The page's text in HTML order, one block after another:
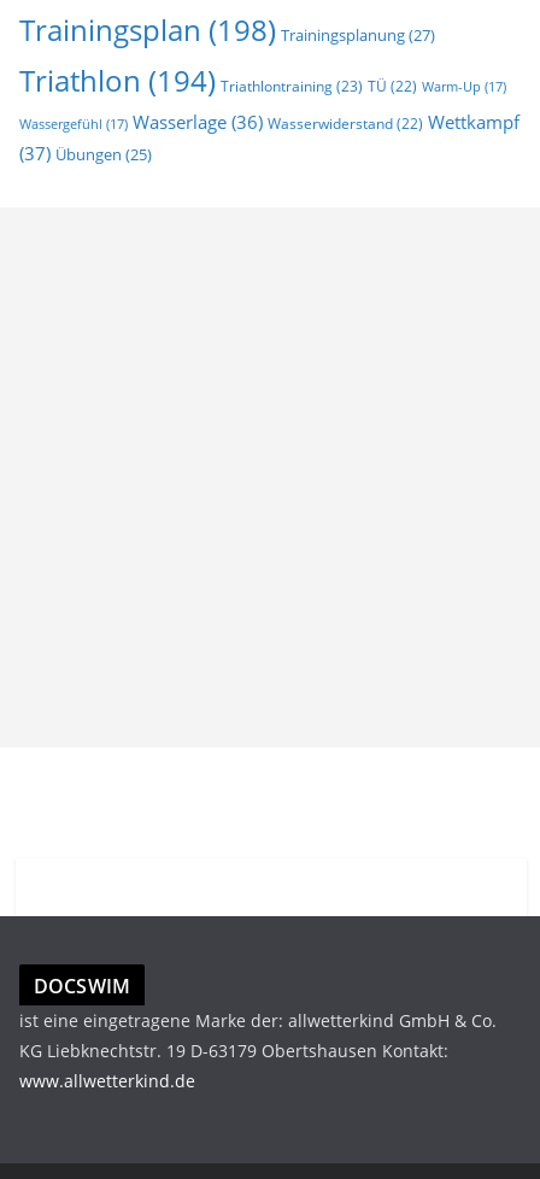
Trainingsplan (198) Trainingsplanung(27)
Triathlon (194) Triathlontraining(23) TÜ (22) Warm-Up (17)
Wassergefühl (17) Wasserlage (36) Wasserwiderstand(22) Wettkampf
(37) Übungen (25)
DOCSWIM
ist eine eingetragene Marke der: allwetterkind GmbH & Co.
KG Liebknechtstr. 19 D-63179 Obertshausen Kontakt:
www.allwetterkind.de